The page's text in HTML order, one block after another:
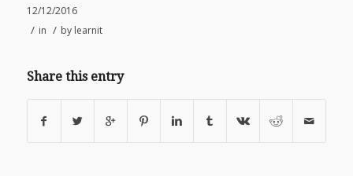
12/12/2016
/ in / by learnit
Share this entry